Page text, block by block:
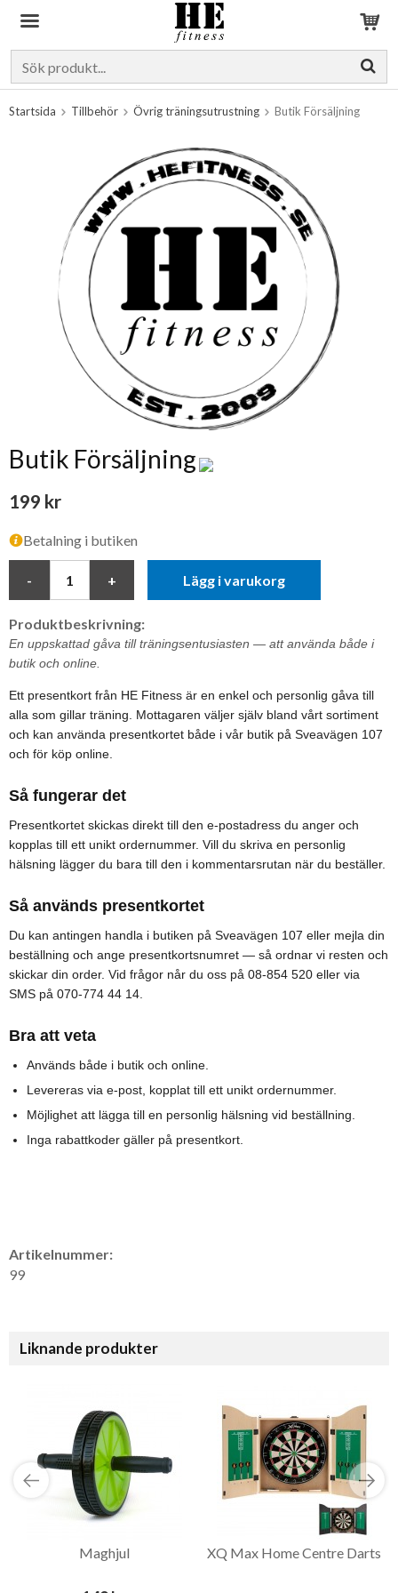
Startsida Tillbehör Övrig träningsutrustning Butik Försäljning
Butik Försäljning
199 kr
Betalning i butiken
Lägg i varukorg
Produktbeskrivning:
En uppskattad gåva till träningsentusiasten — att använda både i
butik och online.
Ett presentkort från HE Fitness är en enkel och personlig gåva till
alla som gillar träning. Mottagaren väljer själv bland vårt sortiment
och kan använda presentkortet både i vår butik på Sveavägen 107
och för köp online.
Så fungerar det
Presentkortet skickas direkt till den e-postadress du anger och
kopplas till ett unikt ordernummer. Vill du skriva en personlig
hälsning lägger du bara till den i kommentarsrutan när du beställer.
Så används presentkortet
Du kan antingen handla i butiken på Sveavägen 107 eller mejla din
beställning och ange presentkortsnumret — så ordnar vi resten och
skickar din order. Vid frågor når du oss på 08-854 520 eller via
SMS på 070-774 44 14.
Bra att veta
Används både i butik och online.
Levereras via e-post, kopplat till ett unikt ordernummer.
Möjlighet att lägga till en personlig hälsning vid beställning.
Inga rabattkoder gäller på presentkort.
Artikelnummer:
99
Liknande produkter
Maghjul XQ Max Home Centre Darts